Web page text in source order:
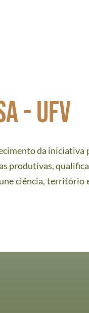
- ufv
da iniciativa
produtivas,
ciência, território